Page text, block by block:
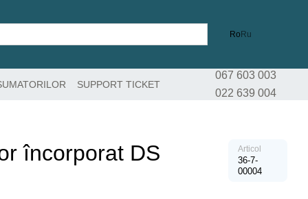
Ro Ru
SUPPORT TICKET
067 603 003
022 639 004
încorporat DS
Articol
36-7-
00004